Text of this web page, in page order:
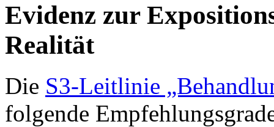
Evidenz zur
Realität
Die S3-Leitlinie
folgende